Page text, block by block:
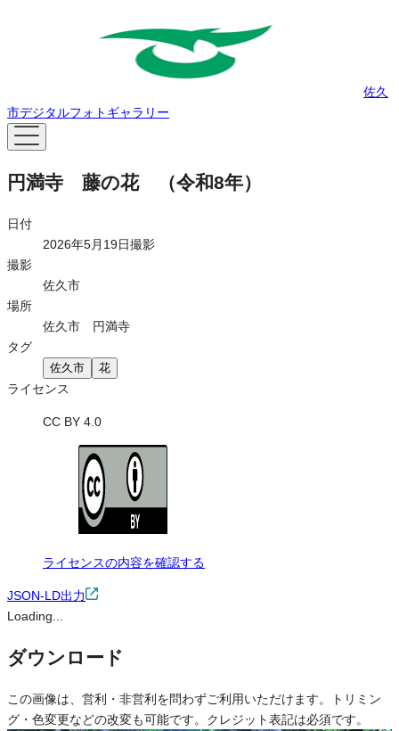
佐久
市デジタルフォトギャラリー
円満寺 藤の花 （令和8年）
日付
2026年5月19日撮影
撮影
佐久市
場所
佐久市 円満寺
タグ
佐久市 花
ライセンス
CC BY 4.0
ライセンスの内容を確認する
JSON-LD出力
Loading...
ダウンロード
この画像は、営利・非営利を問わずご利用いただけます。トリミン
グ・色変更などの改変も可能です。クレジット表記は必須です。